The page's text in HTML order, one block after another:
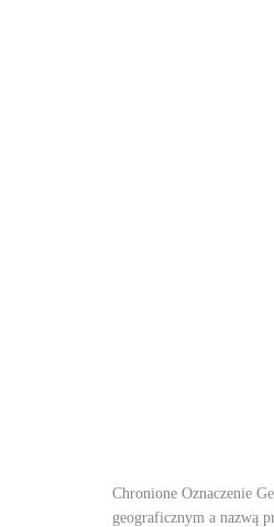
Chronione Oznaczenie
geograficznym a nazwą